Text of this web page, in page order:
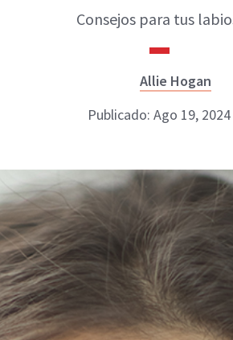
Consejos para tus
Allie Hogan
Publicado: Ago 19, 2024